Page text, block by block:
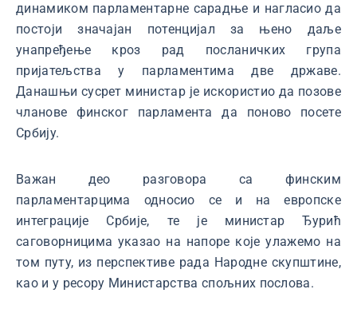
динамиком парламентарне сарадње и нагласио да
постоји значајан потенцијал за њено даље
унапређење кроз рад посланичких група
пријатељства у парламентима две државе.
Данашњи сусрет министар је искористио да позове
чланове финског парламента да поново посете
Србију.
Важан део разговора са финским
парламентарцима односио се и на европске
интеграције Србије, те је министар Ђурић
саговорницима указао на напоре које улажемо на
том путу, из перспективе рада Народне скупштине,
као и у ресору Министарства спољних послова.